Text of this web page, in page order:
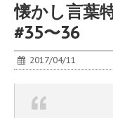
懐かし言
#35〜36
2017/04/11